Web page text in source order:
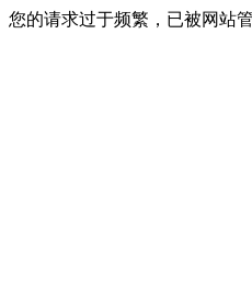
您的请求过于频繁，已被网站